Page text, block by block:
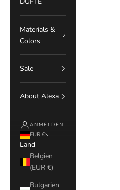
Materials &
Colors
Sale
About Alexa
ANMELDEN
EUR €
Land
Belgien
(EUR €)
Bulgarien